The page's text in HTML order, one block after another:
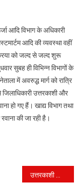
आदि विभाग के अधिकारी
आदि की व्यवस्था वहीं
को जल्द से जल्द शुरू
सुबह ही विभिन्न विभागों के
में अवरुद्ध मार्ग को रात्रि
उत्तरकाशी और
हो गए हैं। खाद्य विभाग तथा
की जा रही है।